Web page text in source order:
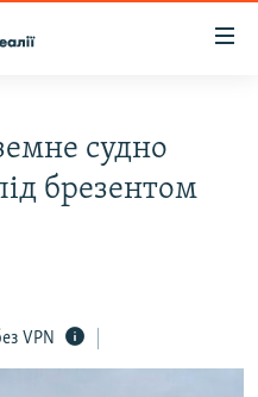
судно
брезентом
VPN